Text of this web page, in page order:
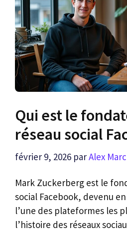
Qui est le
réseau social
février 9, 2026 parAlex
Mark Zuckerberg est le
social Facebook, devenu
l’une des plateformes les
l’histoire des réseaux